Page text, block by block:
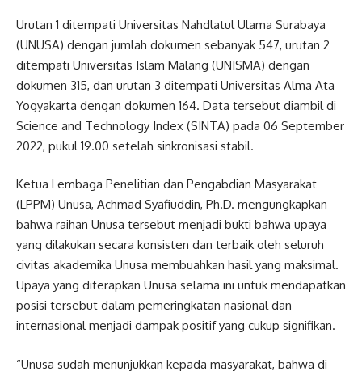
Urutan 1 ditempati Universitas Nahdlatul Ulama Surabaya
(UNUSA) dengan jumlah dokumen sebanyak 547, urutan 2
ditempati Universitas Islam Malang (UNISMA) dengan
dokumen 315, dan urutan 3 ditempati Universitas Alma Ata
Yogyakarta dengan dokumen 164. Data tersebut diambil di
Science and Technology Index (SINTA) pada 06 September
2022, pukul 19.00 setelah sinkronisasi stabil.
Ketua Lembaga Penelitian dan Pengabdian Masyarakat
(LPPM) Unusa, Achmad Syafiuddin, Ph.D. mengungkapkan
bahwa raihan Unusa tersebut menjadi bukti bahwa upaya
yang dilakukan secara konsisten dan terbaik oleh seluruh
civitas akademika Unusa membuahkan hasil yang maksimal.
Upaya yang diterapkan Unusa selama ini untuk mendapatkan
posisi tersebut dalam pemeringkatan nasional dan
internasional menjadi dampak positif yang cukup signifikan.
“Unusa sudah menunjukkan kepada masyarakat, bahwa di